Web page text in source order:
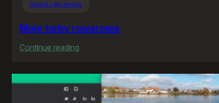
Sprzęt i akcesoria
Moje torby rowerowe
Continue reading
torby
rowerowe